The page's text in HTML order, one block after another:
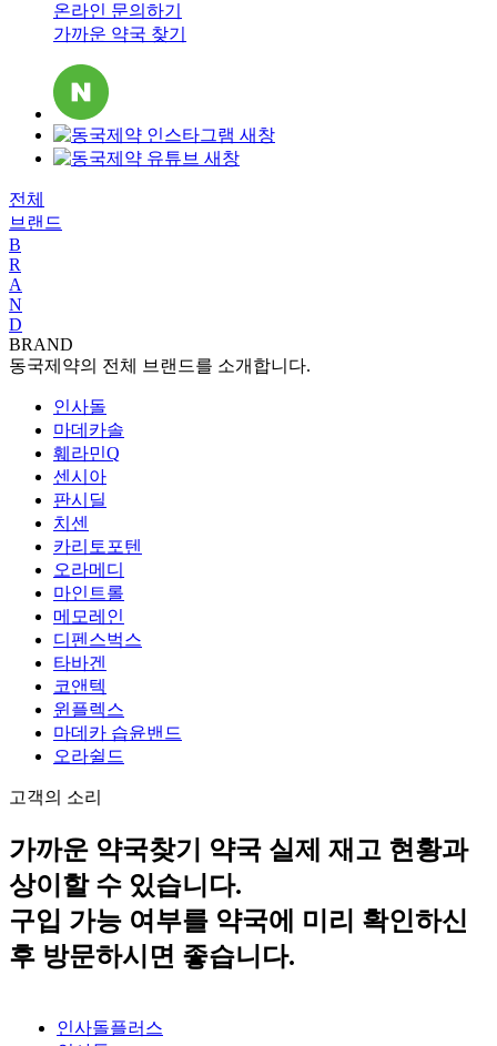
온라인 문의하기
가까운 약국 찾기
전체
브랜드
B
R
A
N
D
BRAND
동국제약의 전체 브랜드를 소개합니다.
인사돌
마데카솔
훼라민Q
센시아
판시딜
치센
카리토포텐
오라메디
마인트롤
메모레인
디펜스벅스
타바겐
코앤텍
윈플렉스
마데카 습윤밴드
오라쉴드
고객의 소리
가까운 약국찾기
약국 실제 재고 현황과
상이할 수 있습니다.
구입 가능 여부를 약국에 미리 확인하신
후 방문하시면 좋습니다.
인사돌플러스